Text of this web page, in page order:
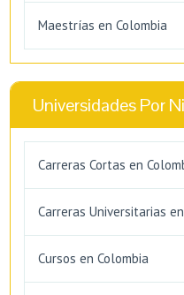
Maestrías en Colombia
Universidades Por
Carreras Cortas en
Carreras Universitarias
Cursos en Colombia